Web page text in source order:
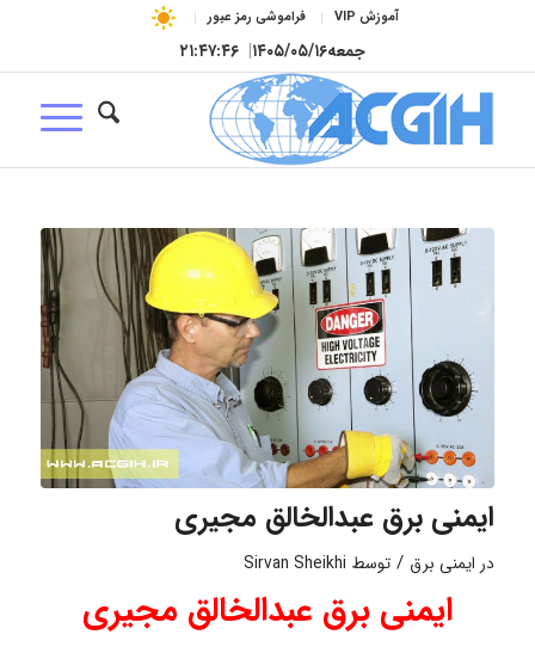
آموزش VIP فراموشی رمز عبور
جمعه۱۴۰۵/۰۵/۱۶| ۲۱:۴۷:۴۷
ایمنی برق عبدالخالق مجیری
در ایمنی برق / توسط Sirvan Sheikhi
ایمنی برق عبدالخالق مجیری